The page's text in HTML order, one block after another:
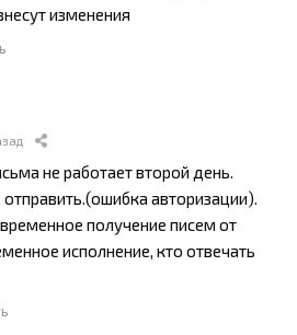
изменения
не работает второй день.
авторизации).
получение писем от
исполнение, кто отвечать